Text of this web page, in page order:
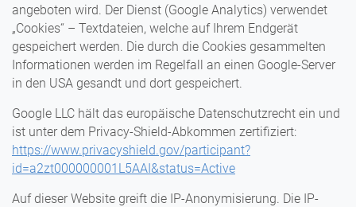
angeboten wird. Der Dienst (Google Analytics) verwendet
„Cookies“ – Textdateien, welche auf Ihrem Endgerät
gespeichert werden. Die durch die Cookies gesammelten
Informationen werden im Regelfall an einen Google-Server
in den USA gesandt und dort gespeichert.
Google LLC hält das europäische Datenschutzrecht ein und
ist unter dem Privacy-Shield-Abkommen zertifiziert:
https://www.privacyshield.gov/participant?
id=a2zt000000001L5AAI&status=Active
Auf dieser Website greift die IP-Anonymisierung. Die IP-